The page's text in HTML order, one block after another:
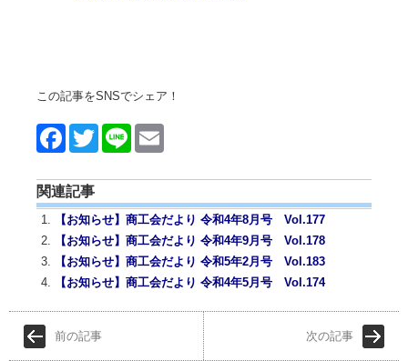
この記事をSNSでシェア！
Face Twitt Line
関連記事
【お知らせ】商工会だより 令和4年8月号 Vol.177
【お知らせ】商工会だより 令和4年9月号 Vol.178
【お知らせ】商工会だより 令和5年2月号 Vol.183
【お知らせ】商工会だより 令和4年5月号 Vol.174
前の記事 次の記事